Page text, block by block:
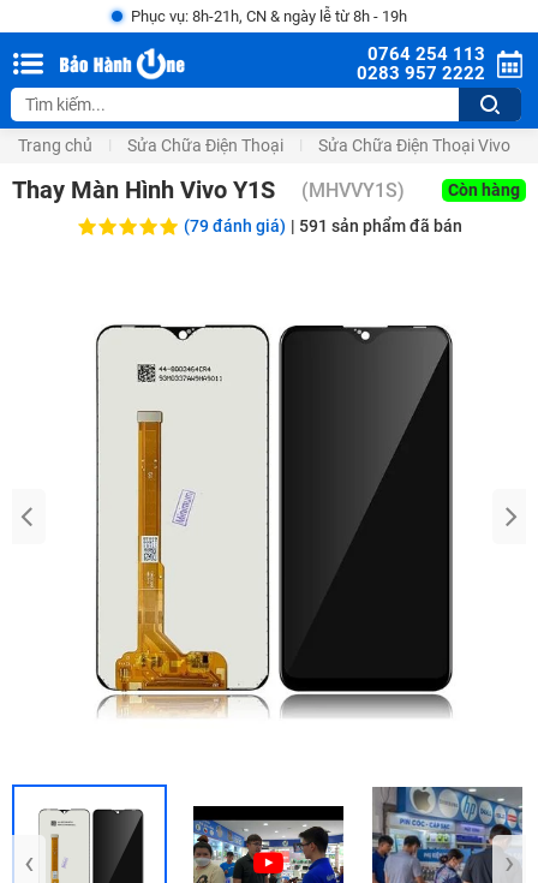
Phục vụ: 8h-21h, CN & ngày lễ từ 8h - 19h
0764 254 113
0283 957 2222
Trang chủ Sửa Chữa Điện Thoại Sửa Chữa Điện Thoại Vivo
Thay Màn Hình Vivo Y1S (MHVVY1S)
Còn hàng
(79 đánh giá) | 591 sản phẩm đã bán
‹ ›